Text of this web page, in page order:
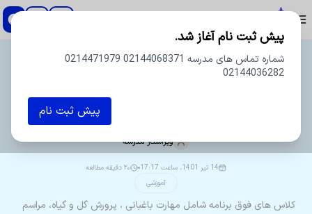
پیش ثبت نام آغاز شد.
شماره تماس های مدرسه 02144068371 0214471979
02144036282
پیش ثبت نام
ویراستار مدرسه
آموزشی
14 تیر 1401، ساعت 17:17 ۲۰ دقیقه مطالعه
کلاس های فوق برنامه شامل مهارت باغبانی ، پرورش گل و گیاه، مراسم